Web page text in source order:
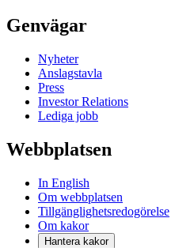
Genvägar
Nyheter
Anslagstavla
Press
Investor Relations
Lediga jobb
Webbplatsen
In English
Om webbplatsen
Tillgänglighetsredogörelse
Om kakor
Hantera kakor